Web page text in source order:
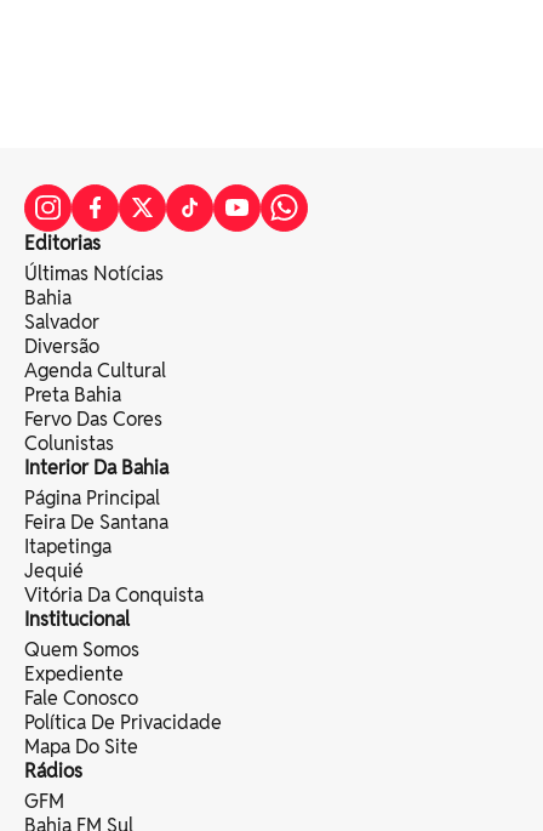
Editorias
Últimas Notícias
Bahia
Salvador
Diversão
Agenda Cultural
Preta Bahia
Fervo Das Cores
Colunistas
Interior Da Bahia
Página Principal
Feira De Santana
Itapetinga
Jequié
Vitória Da Conquista
Institucional
Quem Somos
Expediente
Fale Conosco
Política De Privacidade
Mapa Do Site
Rádios
GFM
Bahia FM Sul